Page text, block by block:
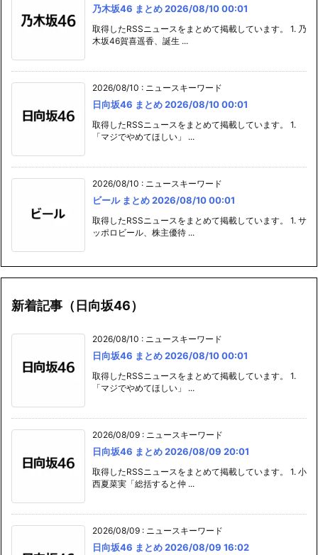
乃木坂46 まとめ 2026/08/10 00:01
取得したRSSニュースをまとめて掲載しています。 1. 乃
木坂46賀喜遥香、誕生 ...
2026/08/10 : ニュースキーワード
日向坂46 まとめ 2026/08/10 00:01
取得したRSSニュースをまとめて掲載しています。 1.
「マジでやめてほしい」 ...
2026/08/10 : ニュースキーワード
ビール まとめ 2026/08/10 00:01
取得したRSSニュースをまとめて掲載しています。 1. サ
ッポロビール、株主優待 ...
新着記事（日向坂46）
2026/08/10 : ニュースキーワード
日向坂46 まとめ 2026/08/10 00:01
取得したRSSニュースをまとめて掲載しています。 1.
「マジでやめてほしい」 ...
2026/08/09 : ニュースキーワード
日向坂46 まとめ 2026/08/09 20:01
取得したRSSニュースをまとめて掲載しています。 1. 小
西夏菜実「総括すると仲 ...
2026/08/09 : ニュースキーワード
日向坂46 まとめ 2026/08/09 16:02